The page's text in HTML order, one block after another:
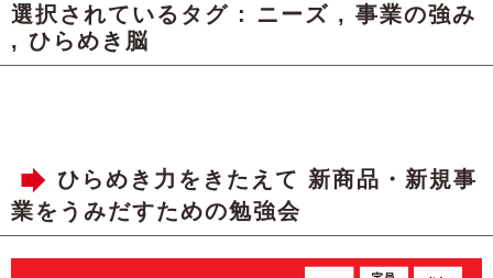
選択されているタグ : ニーズ , 事業の強み
, ひらめき脳
ひらめき力をきたえて 新商品・新規事
業をうみだすための勉強会